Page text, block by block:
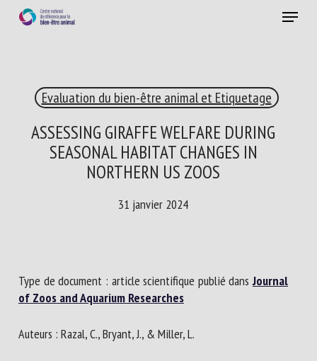
Menu
Evaluation du bien-être animal et Etiquetage
ASSESSING GIRAFFE WELFARE DURING
SEASONAL HABITAT CHANGES IN
NORTHERN US ZOOS
31 janvier 2024
Type de document : article scientifique publié dansJournal
of Zoos and Aquarium Researches
Auteurs : Razal, C., Bryant, J., & Miller, L.
RECEVEZ CHAQUE MOIS GRATUITEMENT
ANIMAL
notre newsletter :